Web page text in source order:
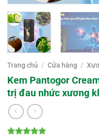
Trang chủ / Cửa hàng /
Kem Pantogor
trị đau nhức xương